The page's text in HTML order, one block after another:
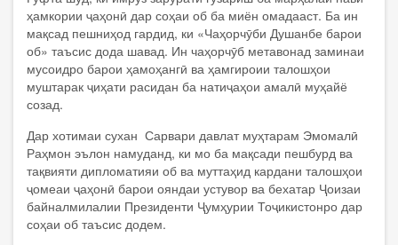
ҳамкории ҷаҳонӣ дар соҳаи об ба миён омадааст. Ба ин
мақсад пешниҳод гардид, ки «Чаҳорчӯби Душанбе барои
об» таъсис дода шавад. Ин чаҳорчӯб метавонад заминаи
мусоидро барои ҳамоҳангӣ ва ҳамгироии талошҳои
муштарак ҷиҳати расидан ба натиҷаҳои амалӣ муҳайё
созад.
Дар хотимаи сухан Сарвари давлат муҳтарам Эмомалӣ
Раҳмон эълон намуданд, ки мо ба мақсади пешбурд ва
тақвияти дипломатияи об ва муттаҳид кардани талошҳои
ҷомеаи ҷаҳонӣ барои ояндаи устувор ва бехатар Ҷоизаи
байналмилалии Президенти Ҷумҳурии Тоҷикистонро дар
соҳаи об таъсис додем.